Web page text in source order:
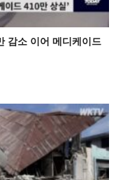
감소 이어 메디케이드